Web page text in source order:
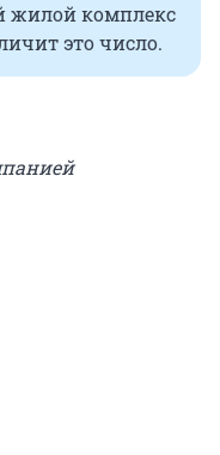
жилой комплекс
это число.